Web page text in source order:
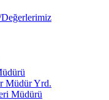
Müdür Yrd.
Müdürü